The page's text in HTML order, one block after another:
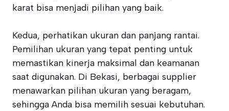
karat bisa menjadi pilihan yang baik.
Kedua, perhatikan ukuran dan panjang rantai.
Pemilihan ukuran yang tepat penting untuk
memastikan kinerja maksimal dan keamanan
saat digunakan. Di Bekasi, berbagai supplier
menawarkan pilihan ukuran yang beragam,
sehingga Anda bisa memilih sesuai kebutuhan.